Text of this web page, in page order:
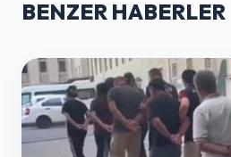
BENZER HABERLER